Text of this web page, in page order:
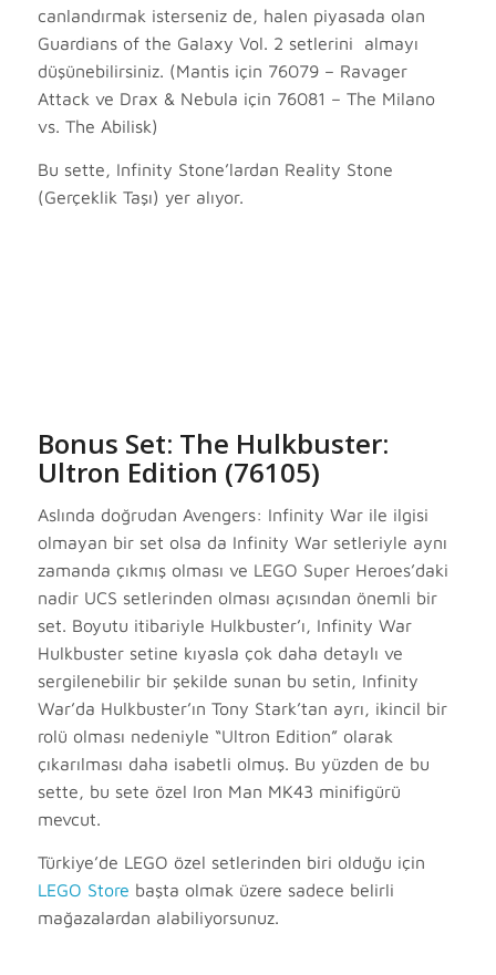
canlandırmak isterseniz de, halen piyasada olan
Guardians of the Galaxy Vol. 2 setlerini almayı
düşünebilirsiniz. (Mantis için 76079 – Ravager
Attack ve Drax & Nebula için 76081 – The Milano
vs. The Abilisk)
Bu sette, Infinity Stone’lardan Reality Stone
(Gerçeklik Taşı) yer alıyor.
Bonus Set: The Hulkbuster:
Ultron Edition (76105)
Aslında doğrudan Avengers: Infinity War ile ilgisi
olmayan bir set olsa da Infinity War setleriyle aynı
zamanda çıkmış olması ve LEGO Super Heroes’daki
nadir UCS setlerinden olması açısından önemli bir
set. Boyutu itibariyle Hulkbuster’ı, Infinity War
Hulkbuster setine kıyasla çok daha detaylı ve
sergilenebilir bir şekilde sunan bu setin, Infinity
War’da Hulkbuster’ın Tony Stark’tan ayrı, ikincil bir
rolü olması nedeniyle “Ultron Edition” olarak
çıkarılması daha isabetli olmuş. Bu yüzden de bu
sette, bu sete özel Iron Man MK43 minifigürü
mevcut.
Türkiye’de LEGO özel setlerinden biri olduğu için
LEGO Store başta olmak üzere sadece belirli
mağazalardan alabiliyorsunuz.